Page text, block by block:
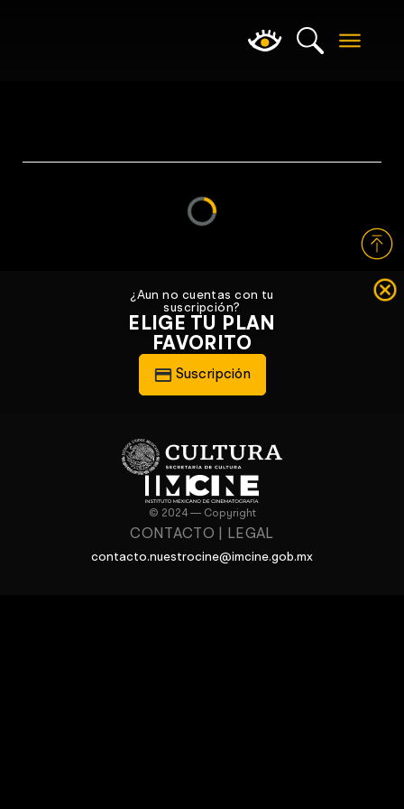
¿Aun no cuentas con tu
suscripción?
ELIGE TU PLAN
FAVORITO
Suscripción
© 2024 — Copyright
CONTACTO LEGAL
contacto.nuestrocine@imcine.gob.mx